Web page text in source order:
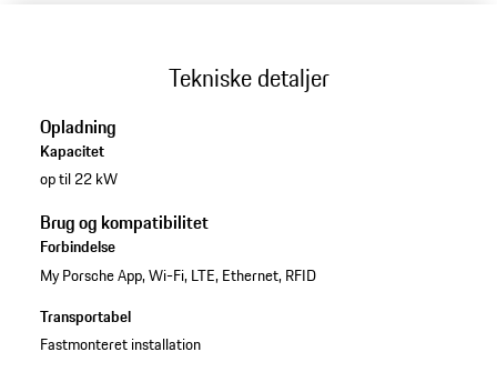
Tekniske detaljer
Opladning
Kapacitet
op til 22 kW
Brug og kompatibilitet
Forbindelse
My Porsche App, Wi-Fi, LTE, Ethernet, RFID
Transportabel
Fastmonteret installation